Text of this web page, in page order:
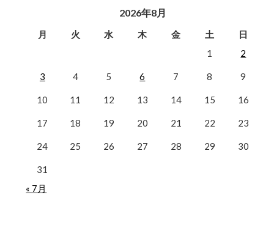
2026年8月
月 火 水 木 金 土
日
1
2
3 4 5 6 7 8 9
10 11 12 13 14 15 16
17 18 19 20 21 22 23
24 25 26 27 28 29 30
31
« 7月